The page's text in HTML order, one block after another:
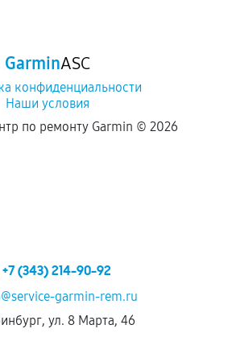
куплены
или частично, если
условия:
выполнена нашим сервисным
GarminASC
конфиденциальности
Наши условия
по ремонту Garmin © 2026
+7 (343) 214-90-92
garmin-rem.ru
ул. 8 Марта, 46